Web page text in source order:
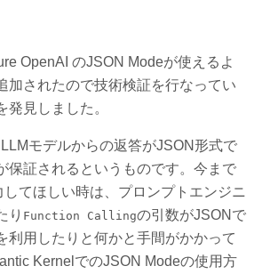
OpenAI のJSON Modeが使えるよ
加されたので技術検証を行なってい
発見しました。
モデルからの返答がJSON形式で
保証されるというものです。今まで
てほしい時は、プロンプトエンジニ
り Function Callingの引数がJSONで
利用したりと何かと手間がかかって
KernelでのJSON Modeの使用方